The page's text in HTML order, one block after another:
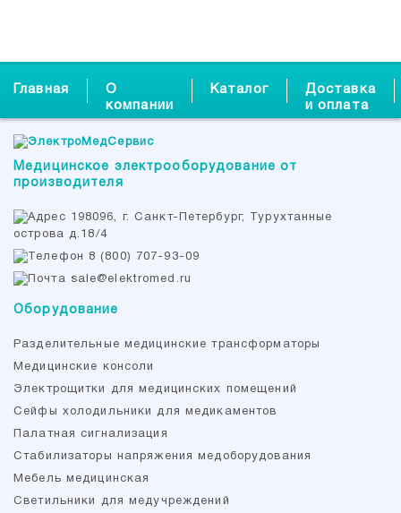
Главная
О
компании
Каталог
Доставка
и оплата
Медицинское электрооборудование от
производителя
198096, г. Санкт-Петербург, Турухтанные
острова д.18/4
8 (800) 707-93-09
sale@elektromed.ru
Оборудование
Разделительные медицинские трансформаторы
Медицинские консоли
Электрощитки для медицинских помещений
Cейфы холодильники для медикаментов
Палатная сигнализация
Стабилизаторы напряжения медоборудования
Мебель медицинская
Светильники для медучреждений